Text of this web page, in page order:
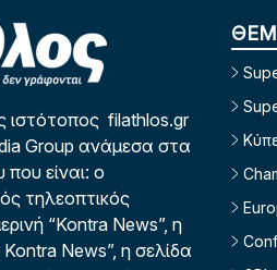
ιστότοπος filathlos.gr
Group ανάμεσα στα
είναι: ο
τηλεοπτικός
“Kontra News”, η
News”, η σελίδα